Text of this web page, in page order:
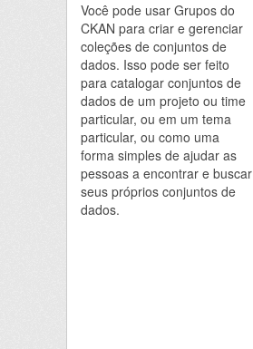
Você pode usar Grupos do
CKAN para criar e gerenciar
coleções de conjuntos de
dados. Isso pode ser feito
para catalogar conjuntos de
dados de um projeto ou time
particular, ou em um tema
particular, ou como uma
forma simples de ajudar as
pessoas a encontrar e buscar
seus próprios conjuntos de
dados.